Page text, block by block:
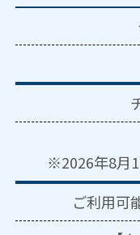
※2026年8月
ご利用可